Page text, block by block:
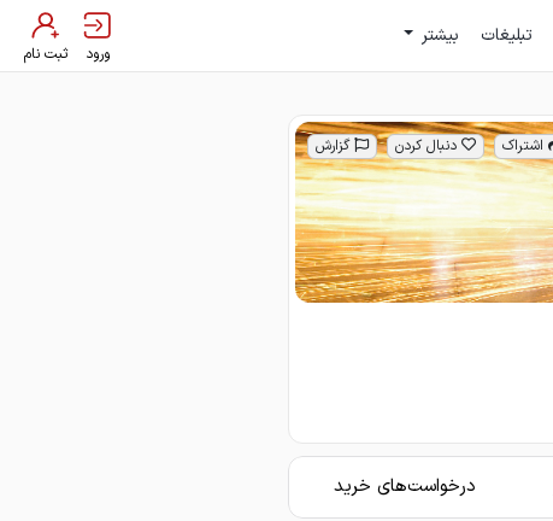
تبلیغات بیشتر
ورود ثبت نام
اشتراک دنبال کردن گزارش
درخواست‌های خرید